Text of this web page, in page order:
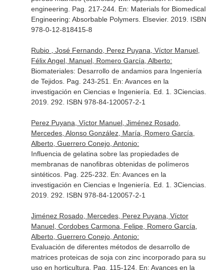
engineering. Pag. 217-244. En: Materials for Biomedical
Engineering: Absorbable Polymers. Elsevier. 2019. ISBN
978-0-12-818415-8
Rubio , José Fernando, Perez Puyana, Víctor Manuel,
Félix Angel, Manuel, Romero García, Alberto:
Biomateriales: Desarrollo de andamios para Ingeniería
de Tejidos. Pag. 243-251. En: Avances en la
investigación en Ciencias e Ingeniería . Ed. 1. 3Ciencias.
2019. 292. ISBN 978-84-120057-2-1
Perez Puyana, Víctor Manuel, Jiménez Rosado,
Mercedes, Alonso González, María, Romero García,
Alberto, Guerrero Conejo, Antonio:
Influencia de gelatina sobre las propiedades de
membranas de nanofibras obtenidas de polímeros
sintéticos. Pag. 225-232. En: Avances en la
investigación en Ciencias e Ingeniería . Ed. 1. 3Ciencias.
2019. 292. ISBN 978-84-120057-2-1
Jiménez Rosado, Mercedes, Perez Puyana, Víctor
Manuel, Cordobes Carmona, Felipe, Romero García,
Alberto, Guerrero Conejo, Antonio:
Evaluación de diferentes métodos de desarrollo de
matrices proteicas de soja con zinc incorporado para su
uso en horticultura. Pag. 115-124. En: Avances en la